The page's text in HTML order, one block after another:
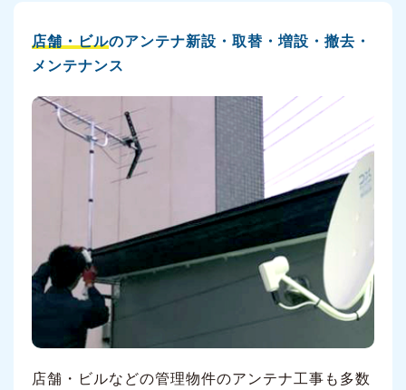
店舗・ビルのアンテナ新設・取替・増設・撤去・
メンテナンス
店舗・ビルなどの管理物件のアンテナ工事も多数